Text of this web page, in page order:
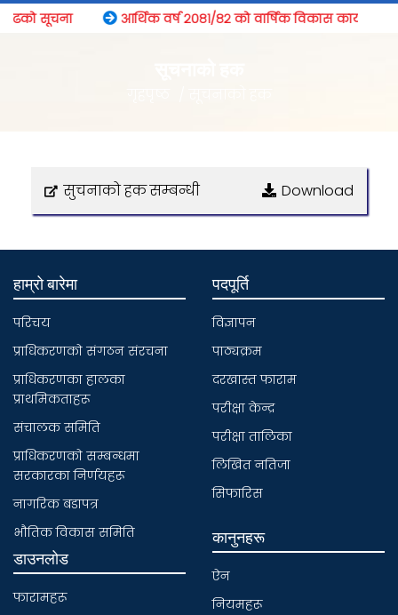
सूचना आर्थिक वर्ष २०८१/८२ को वार्षिक विकास कार्यक्रम
सुचनाको हक सम्बन्धी Download
हाम्रो बारेमा
परिचय
प्राधिकरणकाे संगठन संरचना
प्राधिकरणका हालका
प्राथमिकताहरू
संचालक समिति
प्राधिकरणकाे सम्बन्धमा
सरकारका निर्णयहरू
नागरिक बडापत्र
भाैतिक विकास समिति
डाउनलोड
फारामहरू
पदपूर्ति
विज्ञापन
पाठ्यक्रम
दरखास्त फाराम
परीक्षा केन्द्र
परीक्षा तालिका
लिखित नतिजा
सिफारिस
कानुनहरू
ऐन
नियमहरू